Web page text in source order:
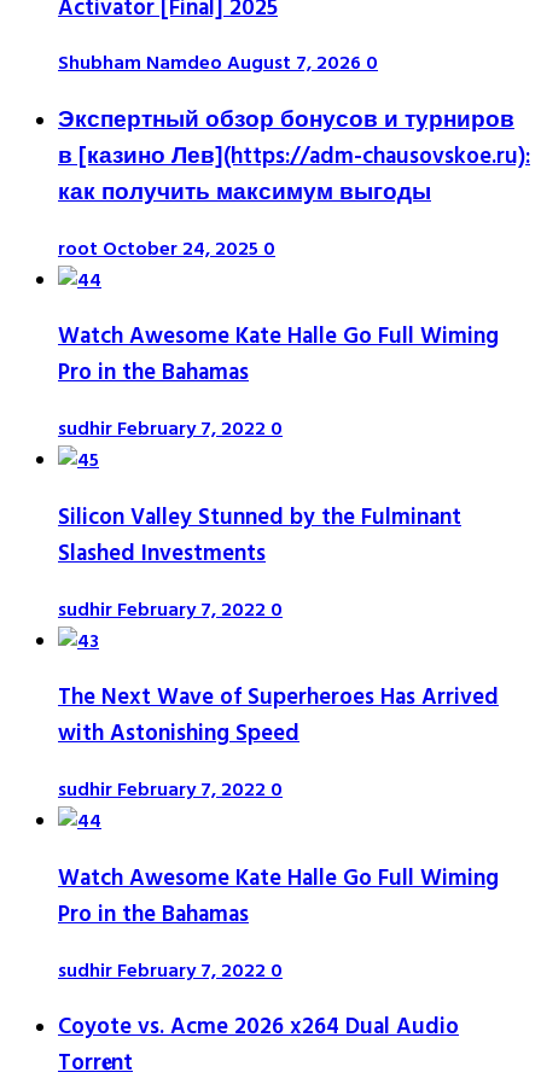
Activator [Final] 2025
Shubham NamdeoAugust 7, 20260
Экспертный обзор бонусов и турниров
в [казино Лев](https://adm-chausovskoe.ru):
как получить максимум выгоды
rootOctober 24, 20250
Watch Awesome Kate Halle Go Full Wiming
Pro in the Bahamas
sudhirFebruary 7, 20220
Silicon Valley Stunned by the Fulminant
Slashed Investments
sudhirFebruary 7, 20220
The Next Wave of Superheroes Has Arrived
with Astonishing Speed
sudhirFebruary 7, 20220
Watch Awesome Kate Halle Go Full Wiming
Pro in the Bahamas
sudhirFebruary 7, 20220
Coyote vs. Acme 2026 x264 Dual Audio
Torr𝐞nt